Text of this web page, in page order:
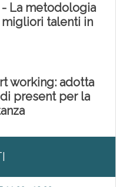
La metodologia
talenti in
working: adotta
present per la